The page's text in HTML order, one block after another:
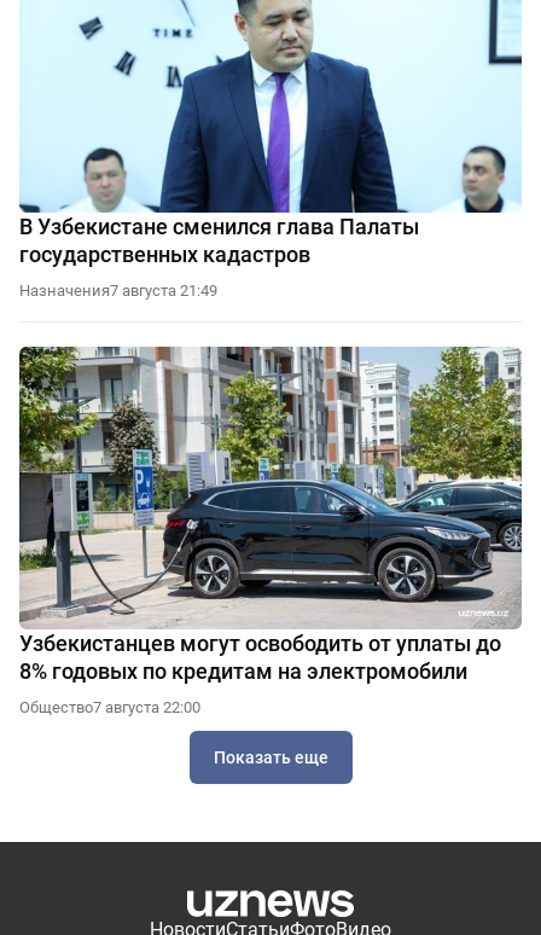
В Узбекистане сменился глава Палаты
государственных кадастров
Назначения7 августа 21:49
Узбекистанцев могут освободить от уплаты до
8% годовых по кредитам на электромобили
Общество7 августа 22:00
Показать еще
НовостиСтатьиФотоВидео